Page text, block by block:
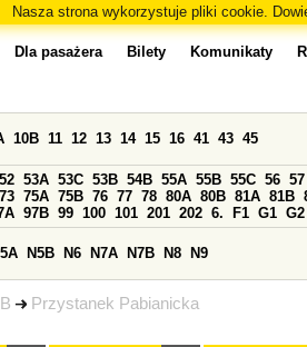
Nasza strona wykorzystuje pliki cookie.
Przystanek Pabianicka
Dla pasażera Bilety Komunikaty
10B 11 12 13 14 15 16 41 43 45
52 53A 53C 53B 54B 55A 55B 55C 56 57
73 75A 75B 76 77 78 80A 80B 81A 81B
97B 99 100 101 201 202 6. F1 G1 G2
N5B N6 N7A N7B N8 N9